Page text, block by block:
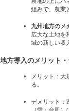
組みで、農業
九州地方のメ
広大な土地を
域の新しい収
地方導入のメリット
メリット：大
る。
デメリット：